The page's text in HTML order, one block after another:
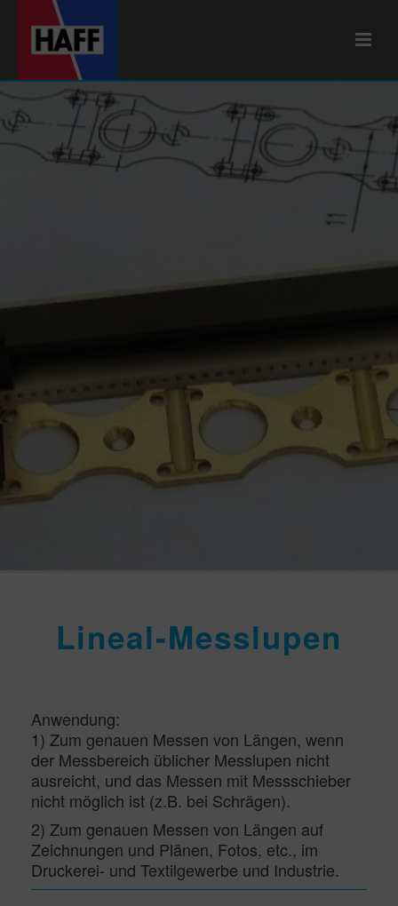
Lineal-Messlupen
Anwendung:
1) Zum genauen Messen von Längen, wenn
der Messbereich üblicher Messlupen nicht
ausreicht, und das Messen mit Messschieber
nicht möglich ist (z.B. bei Schrägen).
2) Zum genauen Messen von Längen auf
Zeichnungen und Plänen, Fotos, etc., im
Druckerei- und Textilgewerbe und Industrie.